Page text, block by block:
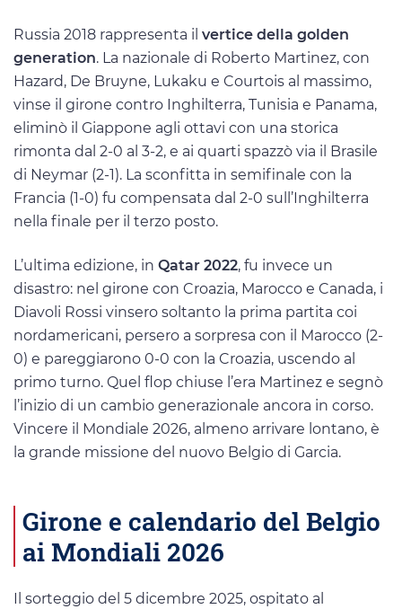
Russia 2018 rappresenta il vertice della golden
generation. La nazionale di Roberto Martinez, con
Hazard, De Bruyne, Lukaku e Courtois al massimo,
vinse il girone contro Inghilterra, Tunisia e Panama,
eliminò il Giappone agli ottavi con una storica
rimonta dal 2-0 al 3-2, e ai quarti spazzò via il Brasile
di Neymar (2-1). La sconfitta in semifinale con la
Francia (1-0) fu compensata dal 2-0 sull’Inghilterra
nella finale per il terzo posto.
L’ultima edizione, in Qatar 2022, fu invece un
disastro: nel girone con Croazia, Marocco e Canada, i
Diavoli Rossi vinsero soltanto la prima partita coi
nordamericani, persero a sorpresa con il Marocco (2-
0) e pareggiarono 0-0 con la Croazia, uscendo al
primo turno. Quel flop chiuse l’era Martinez e segnò
l’inizio di un cambio generazionale ancora in corso.
Vincere il Mondiale 2026, almeno arrivare lontano, è
la grande missione del nuovo Belgio di Garcia.
Girone e calendario del Belgio
ai Mondiali 2026
Il sorteggio del 5 dicembre 2025, ospitato al